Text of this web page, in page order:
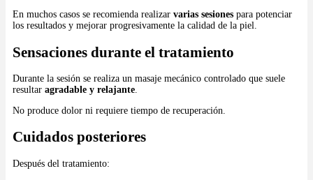
En muchos casos se recomienda realizar varias sesiones para potenciar
los resultados y mejorar progresivamente la calidad de la piel.
Sensaciones durante el tratamiento
Durante la sesión se realiza un masaje mecánico controlado que suele
resultar agradable y relajante.
No produce dolor ni requiere tiempo de recuperación.
Cuidados posteriores
Después del tratamiento: